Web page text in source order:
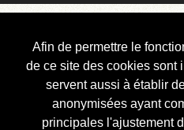
Afin de permettre le
de ce site des cookies sont
servent aussi à établir
anonymisées ayant
principales l'ajustement
Courbis, « LE »
Blog Officiel
Bienvenue